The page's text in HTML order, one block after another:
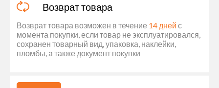
Возврат товара
Возврат товара возможен в течение 14 дней с
момента покупки, если товар не эксплуатировался,
сохранен товарный вид, упаковка, наклейки,
пломбы, а также документ покупки